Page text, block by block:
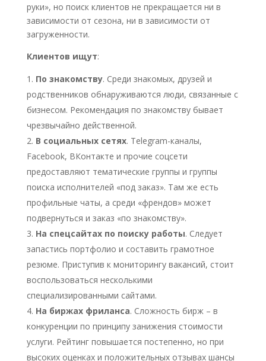
руки», но поиск клиентов не прекращается ни в
зависимости от сезона, ни в зависимости от
загруженности.
Клиентов ищут:
По знакомству. Среди знакомых, друзей и
родственников обнаруживаются люди, связанные с
бизнесом. Рекомендация по знакомству бывает
чрезвычайно действенной.
В социальных сетях. Telegram-каналы,
Facebook, ВКонтакте и прочие соцсети
предоставляют тематические группы и группы
поиска исполнителей «под заказ». Там же есть
профильные чаты, а среди «френдов» может
подвернуться и заказ «по знакомству».
На спецсайтах по поиску работы. Следует
запастись портфолио и составить грамотное
резюме. Приступив к мониторингу вакансий, стоит
воспользоваться несколькими
специализированными сайтами.
На биржах фриланса. Сложность бирж – в
конкуренции по принципу занижения стоимости
услуги. Рейтинг повышается постепенно, но при
высоких оценках и положительных отзывах шансы